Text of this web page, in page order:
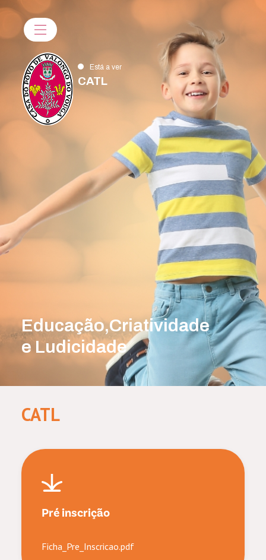
Está a ver
CATL
Educação,Criatividade
e Ludicidade
CATL
Pré inscrição
Ficha_Pre_Inscricao.pdf